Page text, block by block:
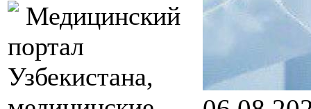
Медицинский
портал
Узбекистана,